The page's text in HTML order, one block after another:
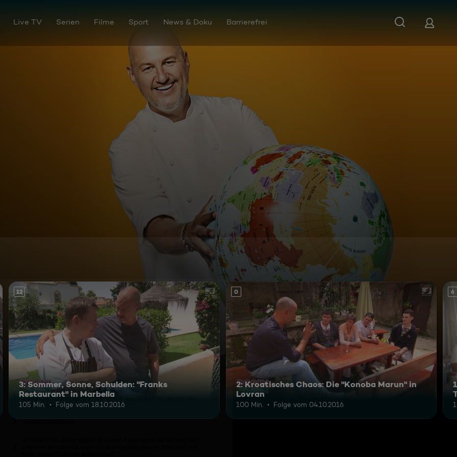
Live TV Serien Filme Sport News & Doku Barrierefrei
12
3: Sommer, Sonne, Schulden: "Franks
Restaurant" in Marbella
105 Min. Folge vom 18.10.2016
0
2: Kroatisches Chaos: Die "Konoba Marun" in
Lovran
100 Min. Folge vom 04.10.2016
6